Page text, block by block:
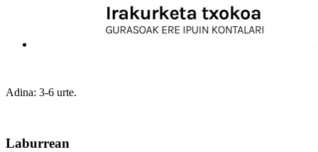
Adina: 3-6 urte.
Laburrean